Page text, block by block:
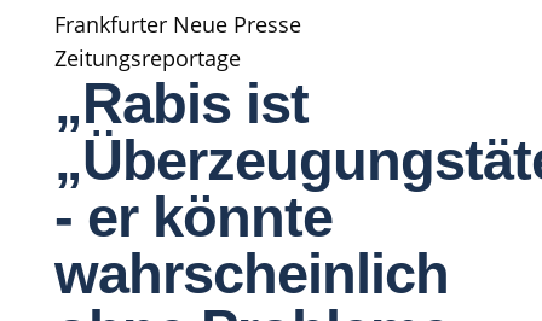
Frankfurter Neue Presse
Zeitungsreportage
„Rabis ist
- er könnte
wahrscheinlich